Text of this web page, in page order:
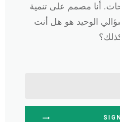
أنا مصمم على تنمية
الوحيد هو هل أنت